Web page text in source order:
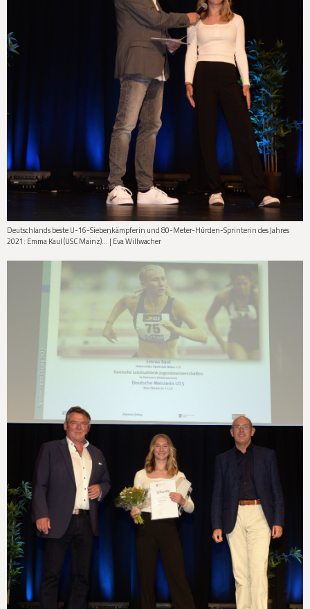
Deutschlands beste U-16-Siebenkämpferin und 80-Meter-Hürden-Sprinterin des Jahres
2021: Emma Kaul (USC Mainz)... | Eva Willwacher